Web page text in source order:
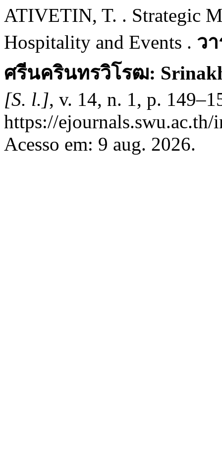
ATIVETIN, T. . Strategic
Hospitality and Events . ว
ศรีนครินทรวิโรฒ:
[S. l.], v. 14, n. 1, p.
https://
Acesso em: 9 aug. 2026.